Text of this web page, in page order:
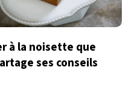
à la noisette que
ses conseils